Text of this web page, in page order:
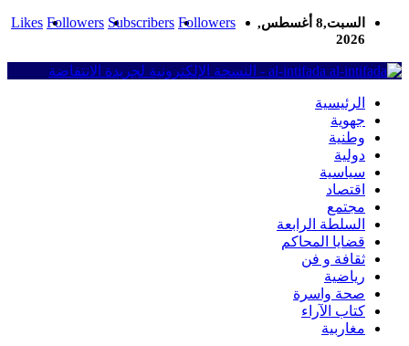
Likes Followers Subscribers Followers
السبت,8 أغسطس,
2026
al-intifada - النسخة الإلكترونية لجريدة الانتفاضة
الرئيسية
جهوية
وطنية
دولية
سياسية
اقتصاد
مجتمع
السلطة الرابعة
قضايا المحاكم
ثقافة و فن
رياضية
صحة واسرة
كتاب الآراء
مغاربية